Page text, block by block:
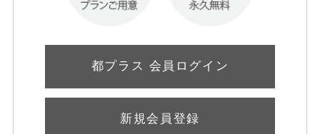
都プラス 会員ログイン
新規会員登録